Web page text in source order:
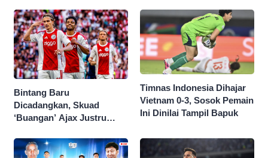
2026
Bintang Baru
Dicadangkan, Skuad
‘Buangan’ Ajax Justru
Timnas Indonesia Dihajar
Vietnam 0-3, Sosok Pemain
Ini Dinilai Tampil Bapuk